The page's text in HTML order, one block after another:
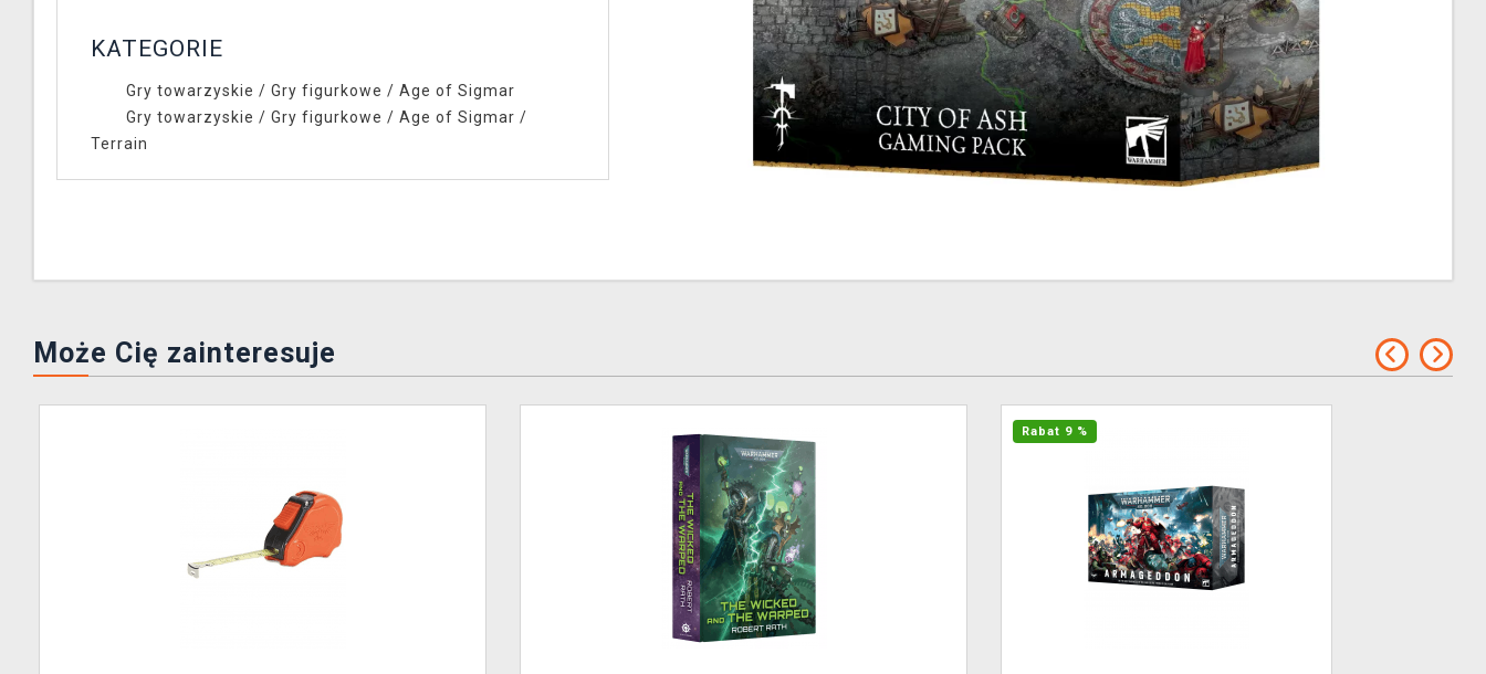
KATEGORIE
Gry towarzyskie / Gry figurkowe / Age of Sigmar
Gry towarzyskie / Gry figurkowe / Age of Sigmar /
Terrain
Może Cię zainteresuje
Rabat 9 %